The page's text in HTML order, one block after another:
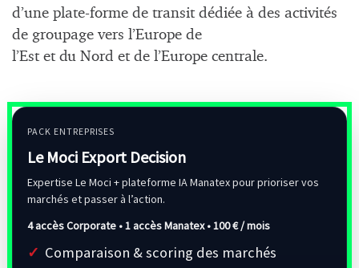
d’une plate-forme de transit dédiée à des activités
de groupage vers l’Europe de
l’Est et du Nord et de l’Europe centrale.
PACK ENTREPRISES
Le Moci Export Decision
Expertise Le Moci + plateforme IA Manatex pour prioriser vos
marchés et passer à l’action.
4 accès Corporate • 1 accès Manatex •100 € / mois
Comparaison & scoring des marchés